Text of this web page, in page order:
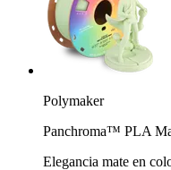
Polymaker
Panchroma™ PLA
Elegancia mate en